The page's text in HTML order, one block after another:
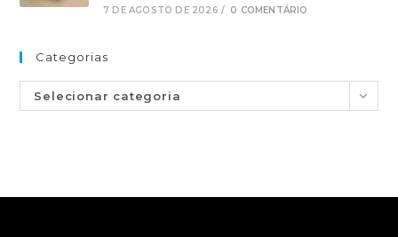
7 DE AGOSTO DE 2026 / 0 COMENTÁRIO
Categorias
Selecionar categoria